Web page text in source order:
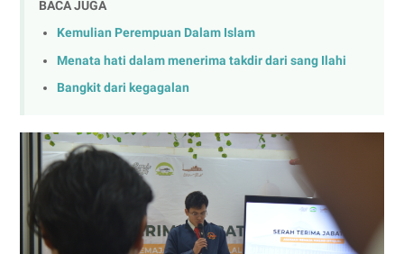
BACA JUGA
Kemulian Perempuan Dalam Islam
Menata hati dalam menerima takdir dari sang Ilahi
Bangkit dari kegagalan